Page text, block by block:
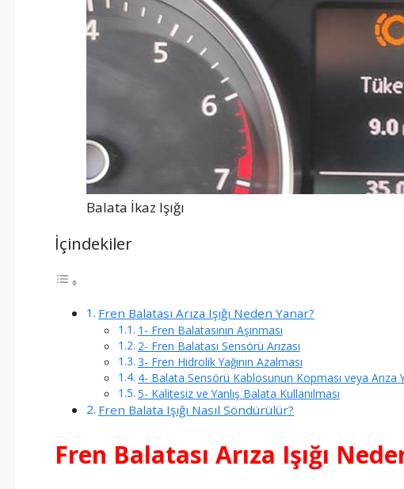
Balata İkaz Işığı
İçindekiler
Fren Balatası Arıza Işığı Neden Yanar?
1- Fren Balatasının Aşınması
2- Fren Balatası Sensörü Arızası
3- Fren Hidrolik Yağının Azalması
4- Balata Sensörü Kablosunun Kopması veya Arıza
5- Kalitesiz ve Yanlış Balata Kullanılması
Fren Balata Işığı Nasıl Söndürülür?
Fren Balatası Arıza Işığı